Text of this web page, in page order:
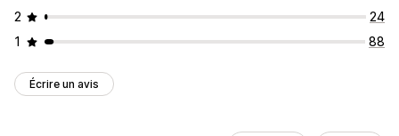
2
24
1
88
Écrire un avis